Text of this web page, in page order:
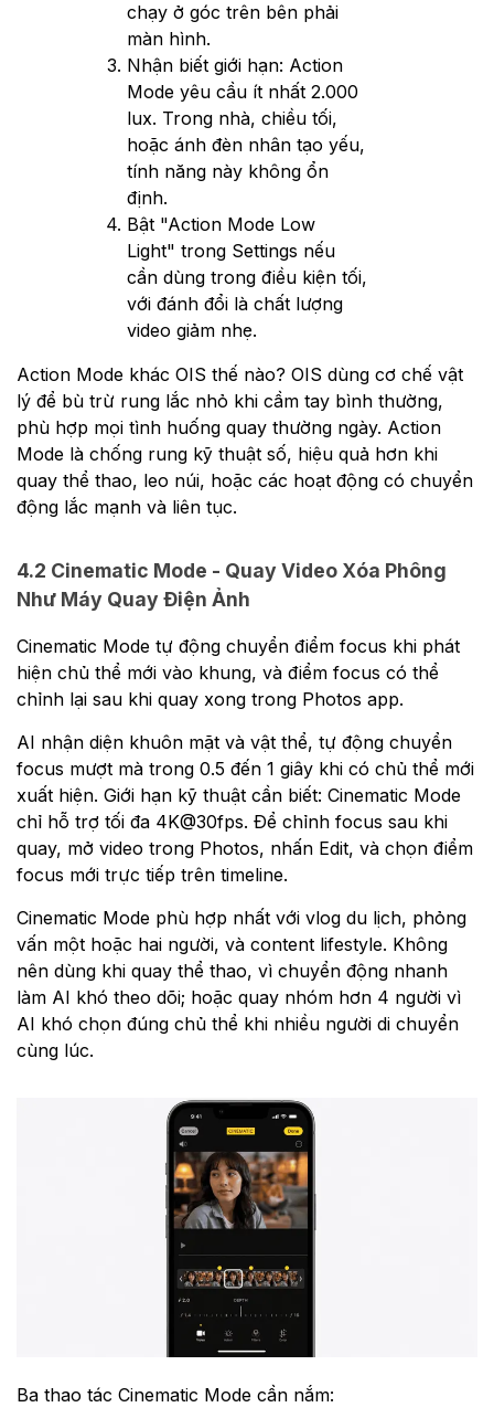
chạy ở góc trên bên phải
màn hình.
Nhận biết giới hạn: Action
Mode yêu cầu ít nhất 2.000
lux. Trong nhà, chiều tối,
hoặc ánh đèn nhân tạo yếu,
tính năng này không ổn
định.
Bật "Action Mode Low
Light" trong Settings nếu
cần dùng trong điều kiện tối,
với đánh đổi là chất lượng
video giảm nhẹ.
Action Mode khác OIS thế nào? OIS dùng cơ chế vật
lý để bù trừ rung lắc nhỏ khi cầm tay bình thường,
phù hợp mọi tình huống quay thường ngày. Action
Mode là chống rung kỹ thuật số, hiệu quả hơn khi
quay thể thao, leo núi, hoặc các hoạt động có chuyển
động lắc mạnh và liên tục.
4.2 Cinematic Mode - Quay Video Xóa Phông
Như Máy Quay Điện Ảnh
Cinematic Mode tự động chuyển điểm focus khi phát
hiện chủ thể mới vào khung, và điểm focus có thể
chỉnh lại sau khi quay xong trong Photos app.
AI nhận diện khuôn mặt và vật thể, tự động chuyển
focus mượt mà trong 0.5 đến 1 giây khi có chủ thể mới
xuất hiện. Giới hạn kỹ thuật cần biết: Cinematic Mode
chỉ hỗ trợ tối đa 4K@30fps. Để chỉnh focus sau khi
quay, mở video trong Photos, nhấn Edit, và chọn điểm
focus mới trực tiếp trên timeline.
Cinematic Mode phù hợp nhất với vlog du lịch, phỏng
vấn một hoặc hai người, và content lifestyle. Không
nên dùng khi quay thể thao, vì chuyển động nhanh
làm AI khó theo dõi; hoặc quay nhóm hơn 4 người vì
AI khó chọn đúng chủ thể khi nhiều người di chuyển
cùng lúc.
Ba thao tác Cinematic Mode cần nắm: